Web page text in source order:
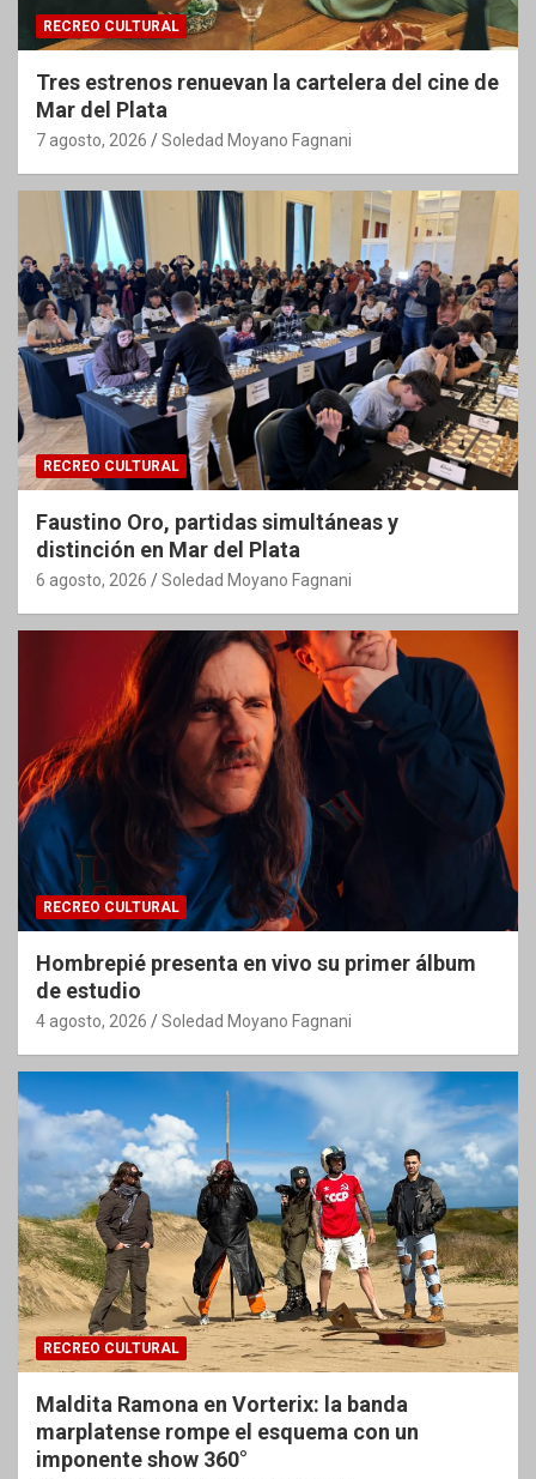
RECREO CULTURAL
Tres estrenos renuevan la cartelera del cine de
Mar del Plata
7 agosto, 2026 Soledad Moyano Fagnani
RECREO CULTURAL
Faustino Oro, partidas simultáneas y
distinción en Mar del Plata
6 agosto, 2026 Soledad Moyano Fagnani
RECREO CULTURAL
Hombrepié presenta en vivo su primer álbum
de estudio
4 agosto, 2026 Soledad Moyano Fagnani
RECREO CULTURAL
Maldita Ramona en Vorterix: la banda
marplatense rompe el esquema con un
imponente show 360°